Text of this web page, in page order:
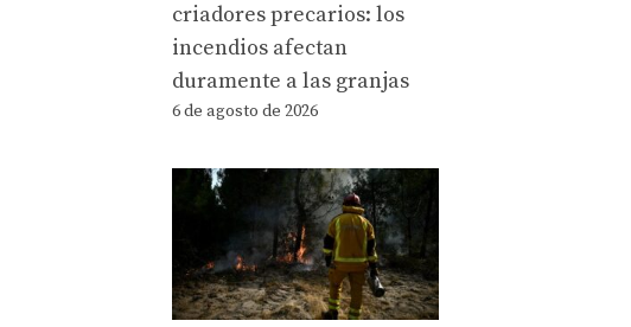
criadores precarios: los
incendios afectan
duramente a las granjas
6 de agosto de 2026